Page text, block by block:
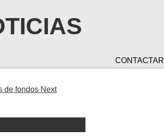
CONTACTAR
de fondos Next